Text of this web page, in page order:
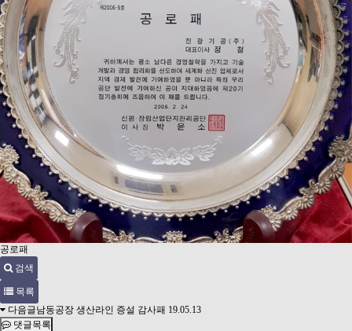
공로패
검색
목록
다음글남동공장 생산라인 증설 감사패 19.05.13
댓글목록